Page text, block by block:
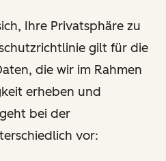
Ihre Privatsphäre zu
gilt für die
die wir im Rahmen
erheben und
bei der
vor: